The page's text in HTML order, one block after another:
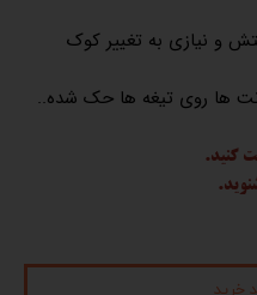
و نیازی به تغییر کوک
ها روی تیغه ها حک شده..
کنید.